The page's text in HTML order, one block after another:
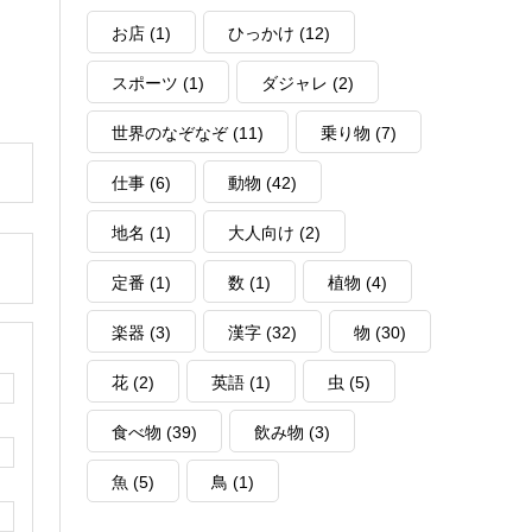
お店 (1) ひっかけ (12)
スポーツ (1) ダジャレ (2)
世界のなぞなぞ(11) 乗り物 (7)
仕事 (6) 動物 (42)
地名 (1) 大人向け (2)
定番 (1) 数 (1) 植物 (4)
楽器 (3) 漢字 (32) 物 (30)
花 (2) 英語 (1) 虫 (5)
食べ物 (39) 飲み物 (3)
魚 (5) 鳥 (1)